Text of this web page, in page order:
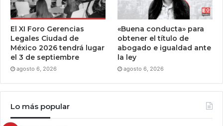
El XI Foro Gerencias
Legales Ciudad de
México 2026 tendrá lugar
el 3 de septiembre
agosto 6, 2026
«Buena conducta» para
obtener el título de
abogado e igualdad ante
la ley
agosto 6, 2026
Lo más popular